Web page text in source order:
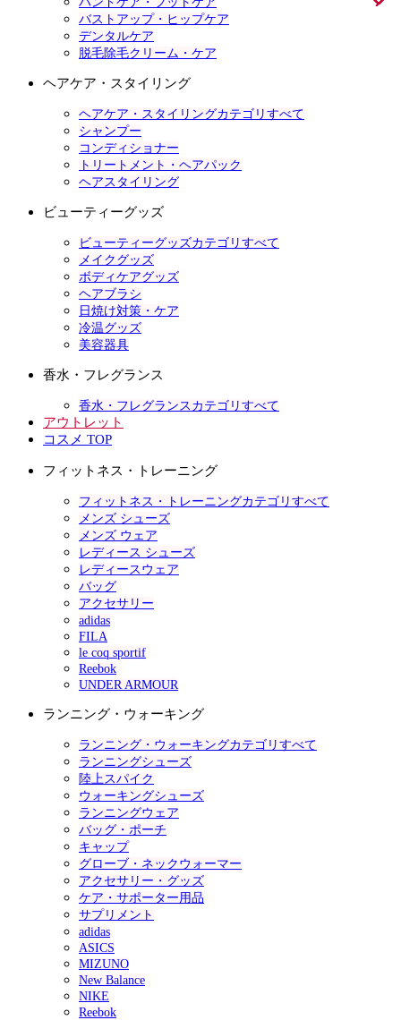
バストアップ・ヒップケア
デンタルケア
脱毛除毛クリーム・ケア
ヘアケア・スタイリング
ヘアケア・スタイリングカテゴリすべて
シャンプー
コンディショナー
トリートメント・ヘアパック
ヘアスタイリング
ビューティーグッズ
ビューティーグッズカテゴリすべて
メイクグッズ
ボディケアグッズ
ヘアブラシ
日焼け対策・ケア
冷温グッズ
美容器具
香水・フレグランス
香水・フレグランスカテゴリすべて
アウトレット
コスメ TOP
フィットネス・トレーニング
フィットネス・トレーニングカテゴリすべて
メンズ シューズ
メンズ ウェア
レディース シューズ
レディースウェア
バッグ
アクセサリー
adidas
FILA
le coq sportif
Reebok
UNDER ARMOUR
ランニング・ウォーキング
ランニング・ウォーキングカテゴリすべて
ランニングシューズ
陸上スパイク
ウォーキングシューズ
ランニングウェア
バッグ・ポーチ
キャップ
グローブ・ネックウォーマー
アクセサリー・グッズ
ケア・サポーター用品
サプリメント
adidas
ASICS
MIZUNO
New Balance
NIKE
Reebok